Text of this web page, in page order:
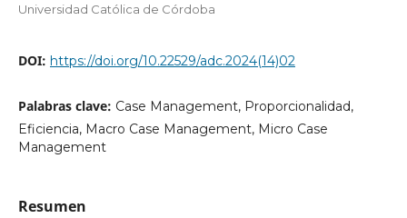
Universidad Católica de Córdoba
DOI: https://doi.org/10.22529/adc.2024(14)02
Palabras clave: Case Management, Proporcionalidad,
Eficiencia, Macro Case Management, Micro Case
Management
Resumen